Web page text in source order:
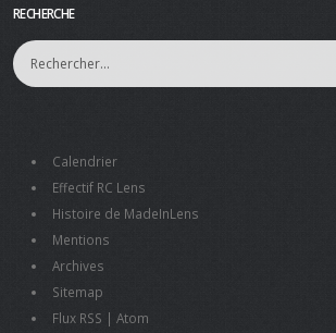
RECHERCHE
Calendrier
Effectif RC Lens
Histoire de MadeInLens
Mentions
Archives
Sitemap
Flux RSS | Atom